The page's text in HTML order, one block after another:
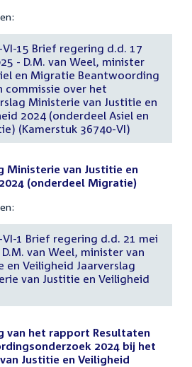
15 Brief regering d.d. 17
- D.M. van Weel, minister
en Migratie Beantwoording
commissie over het
Ministerie van Justitie en
2024 (onderdeel Asiel en
(Kamerstuk 36740-VI)
Ministerie van Justitie en
(onderdeel Migratie)
1 Brief regering d.d. 21 mei
van Weel, minister van
en Veiligheid Jaarverslag
van Justitie en Veiligheid
van het rapport Resultaten
2024 bij het
Justitie en Veiligheid